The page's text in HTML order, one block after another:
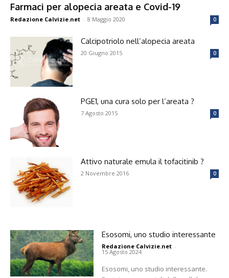
Farmaci per alopecia areata e Covid-19
Redazione Calvizie.net - 8 Maggio 2020 0
Calcipotriolo nell’alopecia areata
20 Giugno 2015 0
PGE1, una cura solo per l’areata ?
7 Agosto 2015 0
Attivo naturale emula il tofacitinib ?
2 Novembre 2016 0
Esosomi, uno studio interessante
Redazione Calvizie.net -
15 Agosto 2024
Esosomi, uno studio interessante.